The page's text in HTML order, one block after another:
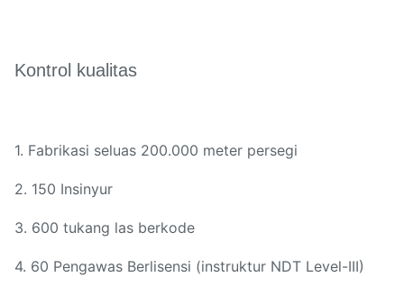
Kontrol kualitas
1. Fabrikasi seluas 200.000 meter persegi
2. 150 Insinyur
3. 600 tukang las berkode
4. 60 Pengawas Berlisensi (instruktur NDT Level-III)